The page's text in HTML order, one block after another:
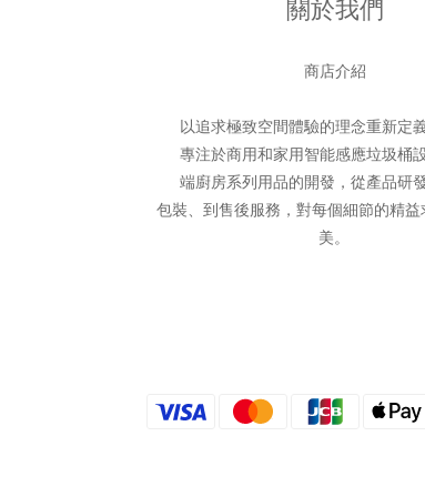
關於我們
商店介紹
以追求極致空間體驗的理念重新定
專注於商用和家用智能感應垃圾桶
端廚房系列用品的開發，從產品研發
包裝、到售後服務，對每個細節的精益
美。